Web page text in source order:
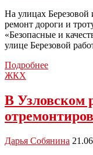
На улицах
ремонт дороги и
«Безопасные и
улице Березовой
ПодробнееВ
по
проекту
ЖКХ
В Узловском
Дарья Собянина